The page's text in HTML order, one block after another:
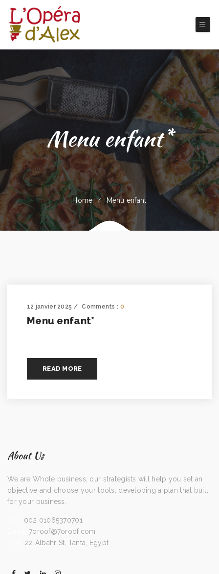
Menu enfant*
Home Menu enfant
12 janvier 2025 Comments : 0
Menu enfant*
READ MORE
About Us
We are Whole business, our strategists will help you set an
objective and choose your tools, developing a plan that built
for your business.
002 01065370701
7oroof@7oroof.com
22 Albahr St, Tanta, Egypt